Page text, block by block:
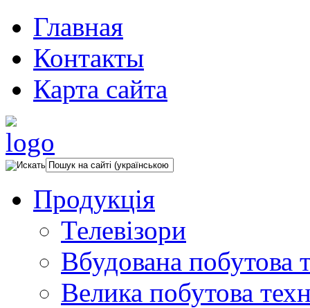
Главная
Контакты
Карта сайта
Продукція
Телевізори
Вбудована побутова
Велика побутова